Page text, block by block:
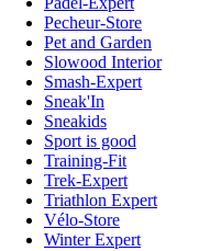
Pecheur-Store
Pet and Garden
Slowood Interior
Smash-Expert
Sneak'In
Sneakids
Sport is good
Training-Fit
Trek-Expert
Triathlon Expert
Vélo-Store
Winter Expert